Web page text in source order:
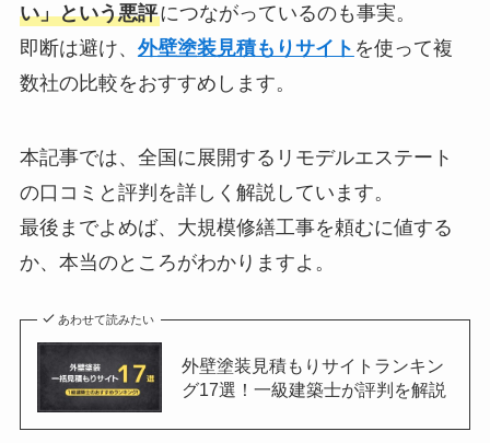
い」という悪評につながっているのも事実。
即断は避け、 外壁塗装見積もりサイト を使って複
数社の比較をおすすめします。
本記事では、全国に展開するリモデルエステート
の口コミと評判を詳しく解説しています。
最後までよめば、大規模修繕工事を頼むに値する
か、本当のところがわかりますよ。
あわせて読みたい
外壁塗装見積もりサイトランキン
グ17選！一級建築士が評判を解説